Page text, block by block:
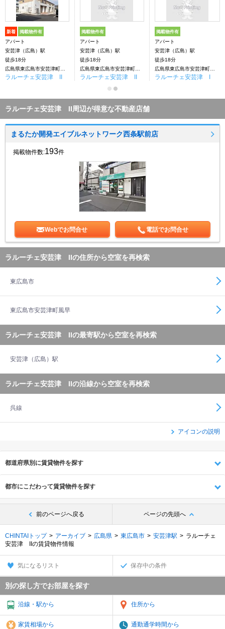
新着 掲載物件有
アパート
安芸津（広島）駅
徒歩18分
ラルーチェ安芸津 II
掲載物件有
アパート
安芸津（広島）駅
徒歩18分
ラルーチェ安芸津 II
掲載物件有
アパート
安芸津（広島）駅
徒歩18分
ラルーチェ安芸津 I
ラルーチェ安芸津 II周辺が得意な不動産店舗
まるたか開発エイブルネットワーク西条駅前店
掲載物件数:193件
Webでお問合せ 電話でお問合せ
ラルーチェ安芸津 IIの住所から空室を再検索
東広島市
東広島市安芸津町風早
ラルーチェ安芸津 IIの最寄駅から空室を再検索
安芸津（広島）駅
ラルーチェ安芸津 IIの沿線から空室を再検索
呉線
アイコンの説明
都道府県別に賃貸物件を探す
都市にこだわって賃貸物件を探す
前のページへ戻る ページの先頭へ
CHINTAIトップ アーカイブ 広島県 東広島市 安芸津駅
ラルーチェ
安芸津 IIの賃貸物件情報
気になるリスト 保存中の条件
別の探し方でお部屋を探す
沿線・駅から 住所から
家賃相場から 通勤通学時間から